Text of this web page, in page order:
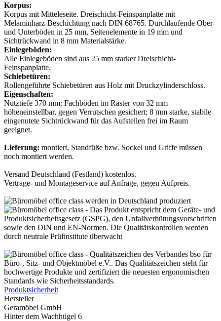
Korpus:
Korpus mit Mitteleseite. Dreischicht-Feinspanplatte mit
Melaminharz-Beschichtung nach DIN 68765. Durchlaufende Ober-
und Unterböden in 25 mm, Seitenelemente in 19 mm und
Sichtrückwand in 8 mm Materialstärke.
Einlegeböden:
Alle Einlegeböden sind aus 25 mm starker Dreischicht-
Feinspanplatte.
Schiebetüren:
Rollengeführte Schiebetüren aus Holz mit Druckzylinderschloss.
Eigenschaften:
Nutztiefe 370 mm; Fachböden im Raster von 32 mm
höheneinstellbar, gegen Verrutschen gesichert; 8 mm starke, stabile
eingenutete Sichtrückwand für das Aufstellen frei im Raum
geeignet.
Lieferung: montiert, Standfüße bzw. Sockel und Griffe müssen
noch montiert werden.
Versand Deutschland (Festland) kostenlos.
Vertrage- und Montageservice auf Anfrage, gegen Aufpreis.
Produktsicherheit
Hersteller
Geramöbel GmbH
Hinter dem Wachhügel 6